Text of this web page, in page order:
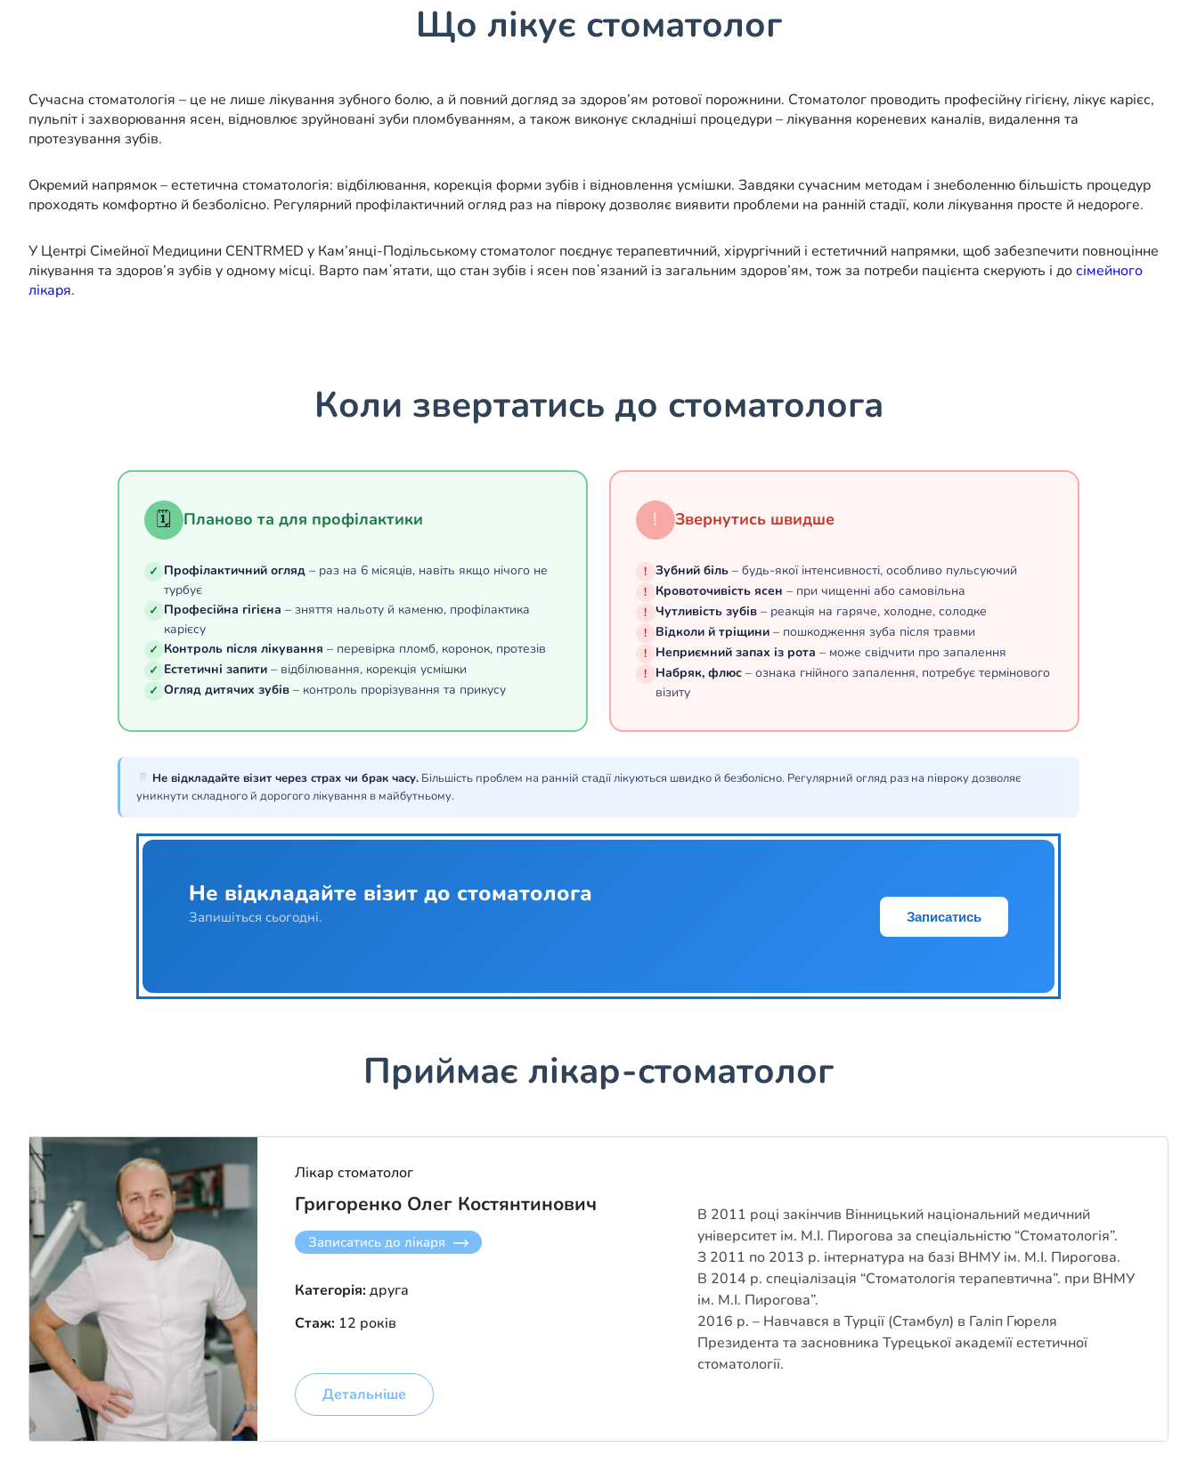
Що лікує стоматолог
Сучасна стоматологія – це не лише лікування зубного болю, а й повний догляд за здоров’ям ротової порожнини. Стоматолог проводить професійну гігієну, лікує карієс,
пульпіт і захворювання ясен, відновлює зруйновані зуби пломбуванням, а також виконує складніші процедури – лікування кореневих каналів, видалення та
протезування зубів.
Окремий напрямок – естетична стоматологія: відбілювання, корекція форми зубів і відновлення усмішки. Завдяки сучасним методам і знеболенню більшість процедур
проходять комфортно й безболісно. Регулярний профілактичний огляд раз на півроку дозволяє виявити проблеми на ранній стадії, коли лікування просте й недороге.
У Центрі Сімейної Медицини CENTRMED у Кам’янці-Подільському стоматолог поєднує терапевтичний, хірургічний і естетичний напрямки, щоб забезпечити повноцінне
лікування та здоров’я зубів у одному місці. Варто памʼятати, що стан зубів і ясен повʼязаний із загальним здоров’ям, тож за потреби пацієнта скерують і досімейного
лікаря.
Коли звертатись до стоматолога
🗓 Планово та для профілактики
✓ Профілактичний огляд– раз на 6 місяців, навіть якщо нічого не
турбує
✓ Професійна гігієна – зняття нальоту й каменю, профілактика
карієсу
✓ Контроль після лікування – перевірка пломб, коронок, протезів
✓ Естетичні запити– відбілювання, корекція усмішки
✓ Огляд дитячих зубів– контроль прорізування та прикусу
! Звернутись швидше
! Зубний біль– будь-якої інтенсивності, особливо пульсуючий
! Кровоточивість ясен – при чищенні або самовільна
! Чутливість зубів– реакція на гаряче, холодне, солодке
! Відколи й тріщини– пошкодження зуба після травми
! Неприємний запах із рота – може свідчити про запалення
! Набряк, флюс– ознака гнійного запалення, потребує термінового
візиту
Не відкладайте візит через страх чи брак часу.Більшість проблем на ранній стадії лікуються швидко й безболісно. Регулярний огляд раз на півроку дозволяє
уникнути складного й дорогого лікування в майбутньому.
Не відкладайте візит до стоматолога
Запишіться сьогодні. Записатись
Приймає лікар-стоматолог
Лікар стоматолог
Григоренко Олег Костянтинович
Записатись до лікаря
Категорія:друга
Стаж: 12 років
Детальніше
В 2011 році закінчив Вінницький національний медичний
університет ім. М.І. Пирогова за спеціальністю “Стоматологія”.
З 2011 по 2013 р. інтернатура на базі ВНМУ ім. М.І. Пирогова.
В 2014 р. спеціалізація “Стоматологія терапевтична”. при ВНМУ
ім. М.І. Пирогова”.
2016 р. – Навчався в Турції (Стамбул) в Галіп Гюреля
Президента та засновника Турецької академїї естетичної
стоматології.